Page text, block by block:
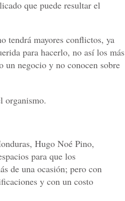
que puede resultar el
tendrá mayores conflictos, ya
para hacerlo, no así los más
un negocio y no conocen sobre
organismo.
Hugo Noé Pino,
para que los
de una ocasión; pero con
y con un costo